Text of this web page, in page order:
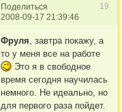
Поделиться
19
2008-09-17 21:39:46
Фруля, завтра покажу, а
то у меня все на работе
Это я в свободное
время сегодня научилась
немного. Не идеально, но
для первого раза пойдет.